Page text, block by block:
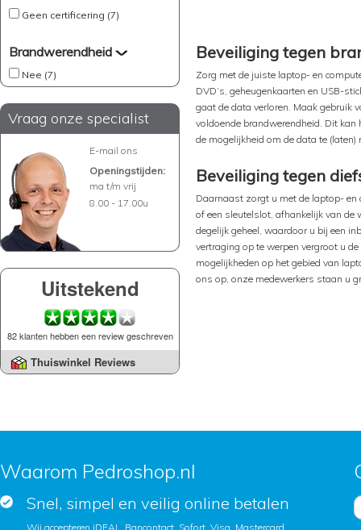
Geen certificering (7)
Brandwerendheid
Nee (7)
Vraag onze specialist
E-mail ons
Openingstijden:
ma t/m vrij
8.00 - 17.00u
Uitstekend
82 klanten hebben een review geschreven
Thuiswinkel Reviews
Beveiliging tegen
Zorg met de juiste laptop- en
DVD’s, geheugenkaarten en USB-
gaat de data verloren. Maak gebruik
voldoende brandwerendheid. Dit
de mogelijkheid om de data te
Beveiliging tegen
Daarnaast zorgt u met de laptop- en
of een sleutelslot, afhankelijk van de
degelijk geheel, waardoor u bij een
vertraging op te werpen vergroot u
mogelijkheden op het gebied van
ons op, onze medewerkers staan u
Waarom Pedroshop.nl
Snel, simpel en veilig online betalen
Wij accepteren iDEAL, Bancontact, Sofort, Visa, Mastercard,